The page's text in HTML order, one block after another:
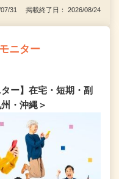
07/31 掲載終了日： 2026/08/24
ニター
ー】在宅・短期・副
・沖縄＞